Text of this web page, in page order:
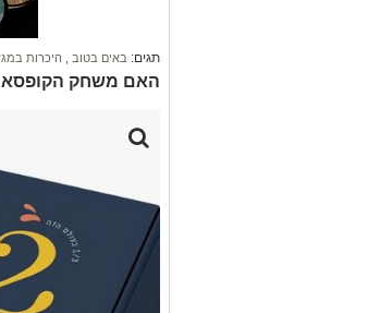
תגים: באים בטוב היכרות
האם משחק הקופסא